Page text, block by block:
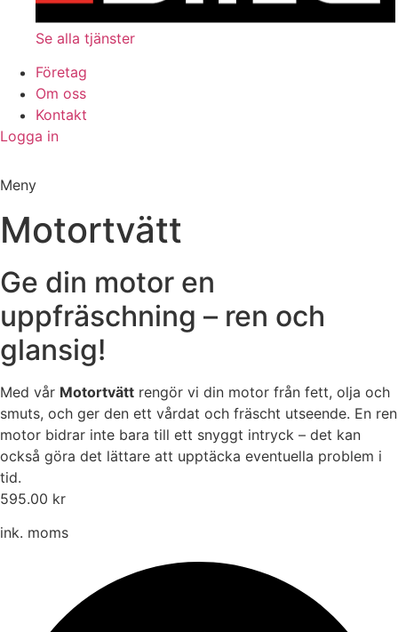
Se alla tjänster
Företag
Om oss
Kontakt
Logga in
Meny
Motortvätt
Ge din motor en
uppfräschning – ren och
glansig!
Med vår Motortvätt rengör vi din motor från fett, olja och
smuts, och ger den ett vårdat och fräscht utseende. En ren
motor bidrar inte bara till ett snyggt intryck – det kan
också göra det lättare att upptäcka eventuella problem i
tid.
595.00 kr
ink. moms